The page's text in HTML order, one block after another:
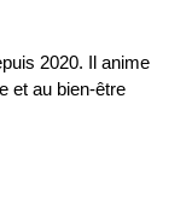
2020. Il anime
et au bien-être